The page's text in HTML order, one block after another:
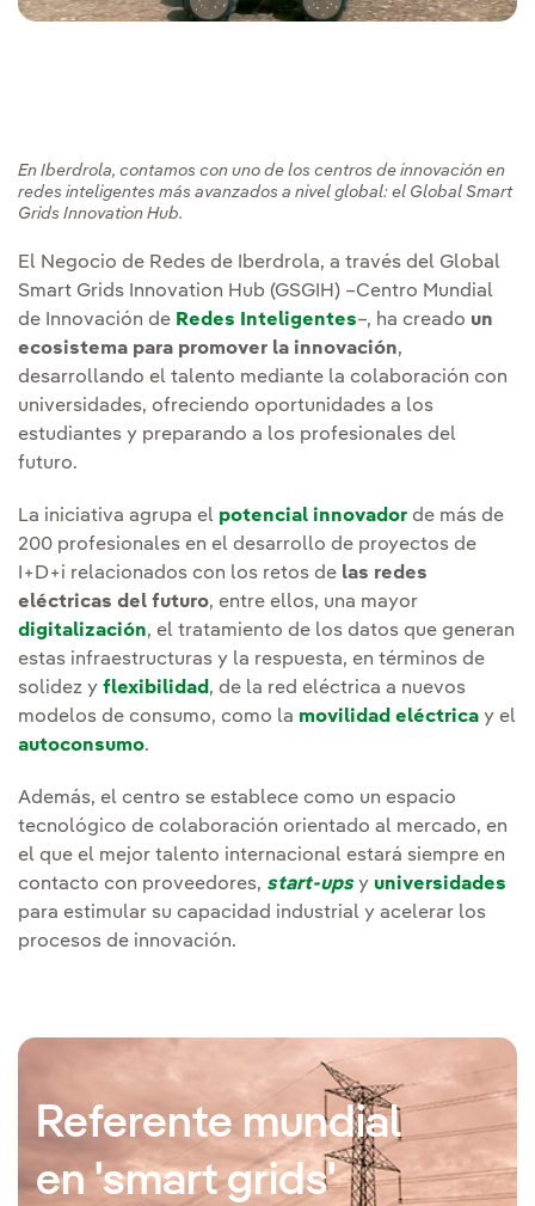
En Iberdrola, contamos con uno de los centros de innovación en
redes inteligentes más avanzados a nivel global: el Global Smart
Grids Innovation Hub.
El Negocio de Redes de Iberdrola, a través del Global
Smart Grids Innovation Hub (GSGIH) –Centro Mundial
de Innovación de Redes Inteligentes–, ha creado un
ecosistema para promover la innovación,
desarrollando el talento mediante la colaboración con
universidades, ofreciendo oportunidades a los
estudiantes y preparando a los profesionales del
futuro.
La iniciativa agrupa el potencial innovador de más de
200 profesionales en el desarrollo de proyectos de
I+D+i relacionados con los retos de las redes
eléctricas del futuro, entre ellos, una mayor
digitalización, el tratamiento de los datos que generan
estas infraestructuras y la respuesta, en términos de
solidez y flexibilidad , de la red eléctrica a nuevos
modelos de consumo, como la movilidad eléctrica y el
autoconsumo.
Además, el centro se establece como un espacio
tecnológico de colaboración orientado al mercado, en
el que el mejor talento internacional estará siempre en
contacto con proveedores, start-upsy universidades
para estimular su capacidad industrial y acelerar los
procesos de innovación.
Referente mundial
en 'smart grids'